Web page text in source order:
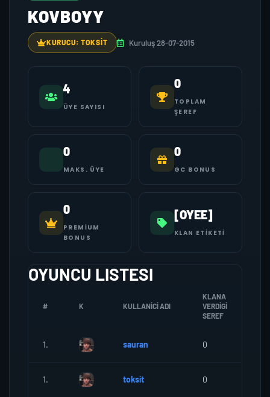
KOVBOYY
KURUCU: TOKSIT Kuruluş 28-07-2015
4
ÜYE SAYISI
0
TOPLAM
ŞEREF
0
MAKS. ÜYE
0
GC BONUS
0
PREMIUM
BONUS
[OYEE]
KLAN ETIKETI
OYUNCU LISTESI
# K KULLANICI ADI
KLANA
VERDIGI
SEREF
1. sauran 0
1. toksit 0